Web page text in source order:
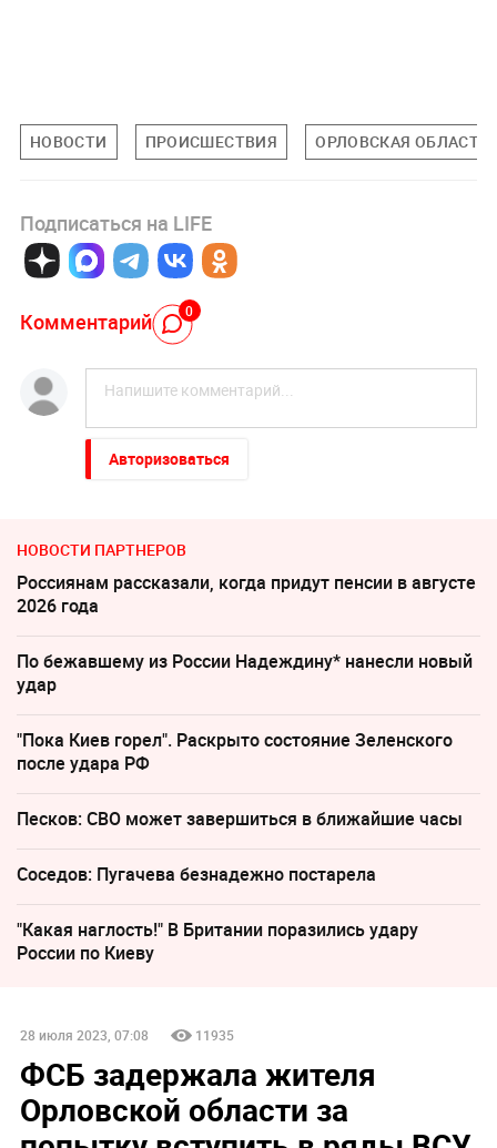
НОВОСТИ ПРОИСШЕСТВИЯ ОРЛОВСКАЯ ОБЛАСТЬ
Подписаться на LIFE
Комментарий 0
Авторизоваться
НОВОСТИ ПАРТНЕРОВ
Россиянам рассказали, когда придут пенсии в августе
2026 года
По бежавшему из России Надеждину* нанесли новый
удар
"Пока Киев горел". Раскрыто состояние Зеленского
после удара РФ
Песков: СВО может завершиться в ближайшие часы
Соседов: Пугачева безнадежно постарела
"Какая наглость!" В Британии поразились удару
России по Киеву
28 июля 2023, 07:08 11935
ФСБ задержала жителя
Орловской области за